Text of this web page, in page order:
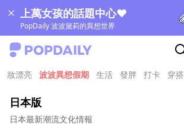
上萬女孩的話題中心❤
PopDaily 波波黛莉的異想世界
妝漂亮 波波異想假期 生活 發胖 打卡 穿搭
日本版
日本最新潮流文化情報